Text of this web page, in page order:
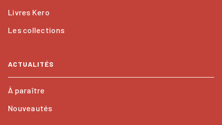
Livres Kero
Les collections
ACTUALITÉS
À paraître
Nouveautés